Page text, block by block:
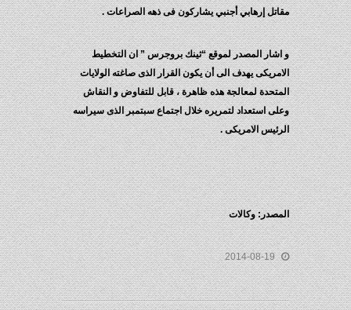
مقاتل إرهابي أجنبي يشاركون فى ذهه الصراعات .
و اشار المصدر لموقع “ثينك بروجرس ” ان التخطيط
الامريكى يهدف الى أن يكون القرار الذى صاغته الولايات
المتحدة لمعالجة هذه ظاهرة ، قابل للتفاوض و النقاش
وعلى استعداد لتمريره خلال اجتماع سبتمبر الذى سيراسه
الرئيس الامريكى .
المصدر: وكالات
2014-08-19